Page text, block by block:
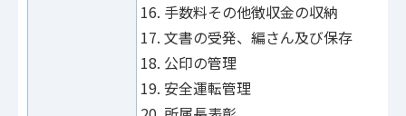
手数料その他徴収金の収納
文書の受発、編さん及び保存
公印の管理
安全運転管理